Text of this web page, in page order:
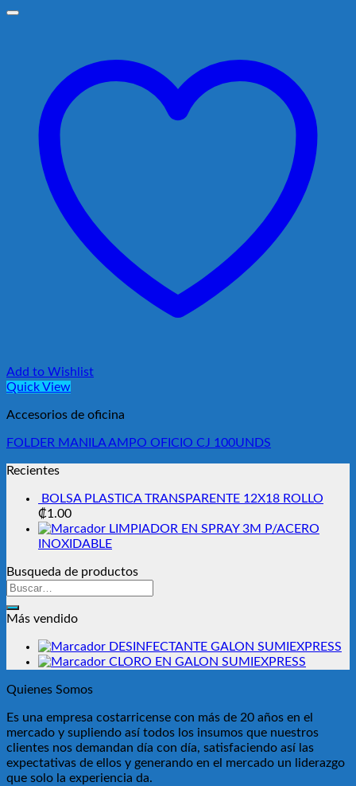
Add to Wishlist
Quick View
Accesorios de oficina
FOLDER MANILA AMPO OFICIO CJ 100UNDS
Recientes
BOLSA PLASTICA TRANSPARENTE 12X18 ROLLO
₡1.00
LIMPIADOR EN SPRAY 3M P/ACERO
INOXIDABLE
Busqueda de productos
Buscar
Más vendido
DESINFECTANTE GALON SUMIEXPRESS
CLORO EN GALON SUMIEXPRESS
Quienes Somos
Es una empresa costarricense con más de 20 años en el
mercado y supliendo así todos los insumos que nuestros
clientes nos demandan día con día, satisfaciendo así las
expectativas de ellos y generando en el mercado un liderazgo
que solo la experiencia da.